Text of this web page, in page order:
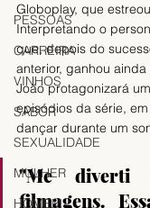
PESSOAS
CARREIRA
VINHOS
SABOR
SEXUALIDADE
MULHER
HOMEM
Globoplay, que
Interpretando o
que, depois do
anterior, ganhou
João protagonizará
episódios da série,
dançar durante um
"Me diverti
filmagens.